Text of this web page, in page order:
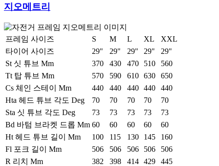
지오메트리
프레임 사이즈 S M L XL
XXL
타이어 사이즈
29" 29" 29" 29"
29"
St 싯 튜브 Mm
370 430 470 510
560
Tt 탑 튜브 Mm
570 590 610 630
650
Cs 체인 스테이 Mm
440 440 440 440
440
Hta 헤드 튜브 각도 Deg
70 70 70 70
70
Sta 싯 튜브 각도 Deg
73 73 73 73
73
Bd 바텀 브라켓 드롭 Mm 60 60 60 60
60
Ht 헤드 튜브 길이 Mm
100 115 130 145
160
Fl 포크 길이 Mm
506 506 506 506
506
R 리치 Mm
382 398 414 429
445